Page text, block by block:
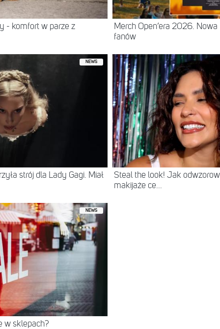
- komfort w parze z
Merch Open’era 2026.
fanów
NEWS
strój dla Lady Gagi. Miał
Steal the look! Jak
makijaże ce...
NEWS
w sklepach?